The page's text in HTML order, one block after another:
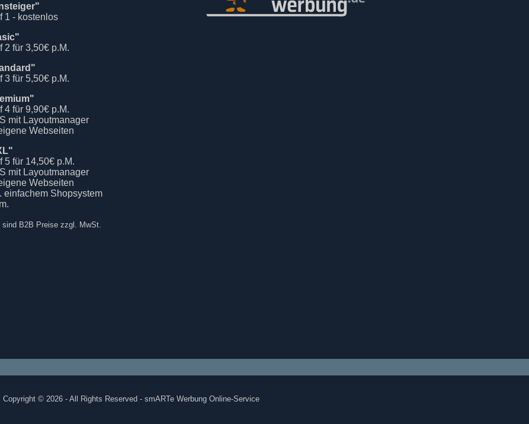
1 - kostenlos
2 für 3,50€ p.M.
3 für 5,50€ p.M.
4 für 9,90€ p.M.
mit Layoutmanager
Webseiten
5 für 14,50€ p.M.
mit Layoutmanager
Webseiten
einfachem Shopsystem
sind B2B Preise zzgl. MwSt.
Copyright © 2026 - All Rights Reserved - smARTe Werbung Online-Service